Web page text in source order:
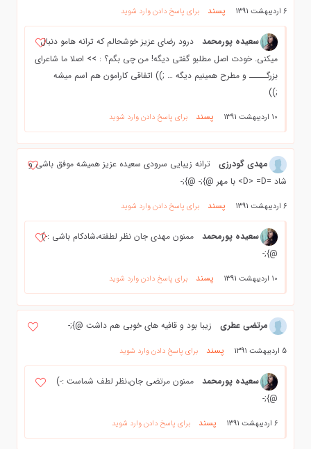
6 اردیبهشت 1391 پسند برای پاسخ دادن وارد شوید
سعیده پورمحمد
درود رضای عزیز خوشحالم که ترانه هامو دنبال
میکنی. خودت اصل مطلبو گفتی دیگه! من چی بگم؟ : >> اصلا ما شاعرای
بزرگـــــ و مطرح همینیم دیگه … ;)) اتفاقی کارامون هم اسم میشه
;))
10 اردیبهشت 1391 پسند برای پاسخ دادن وارد شوید
مهدی گودرزی
ترانه زیبایی سرودی سعیده عزیز همیشه موفق باشی و
شاد =D> =D> با مهر @};- @};-
6 اردیبهشت 1391 پسند برای پاسخ دادن وارد شوید
سعیده پورمحمد
ممنون مهدی جان نظر لطفته،شادکام باشی :-)
@};-
10 اردیبهشت 1391 پسند برای پاسخ دادن وارد شوید
مرتضی عطری زیبا بود و قافیه های خوبی هم داشت @};-
5 اردیبهشت 1391 پسند برای پاسخ دادن وارد شوید
سعیده پورمحمد
ممنون مرتضی جان،نظر لطف شماست :-)
@};-
6 اردیبهشت 1391 پسند برای پاسخ دادن وارد شوید